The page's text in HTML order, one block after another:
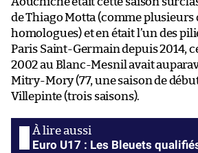
de Thiago Motta (comme plusieurs
homologues) et en était l’un des
Paris Saint-Germain depuis 2014,
2002 au Blanc-Mesnil avait
Mitry-Mory (77, une saison de
Villepinte (trois saisons).
Euro U17 : Les Bleuets